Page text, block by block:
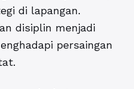
di lapangan.
disiplin menjadi
persaingan